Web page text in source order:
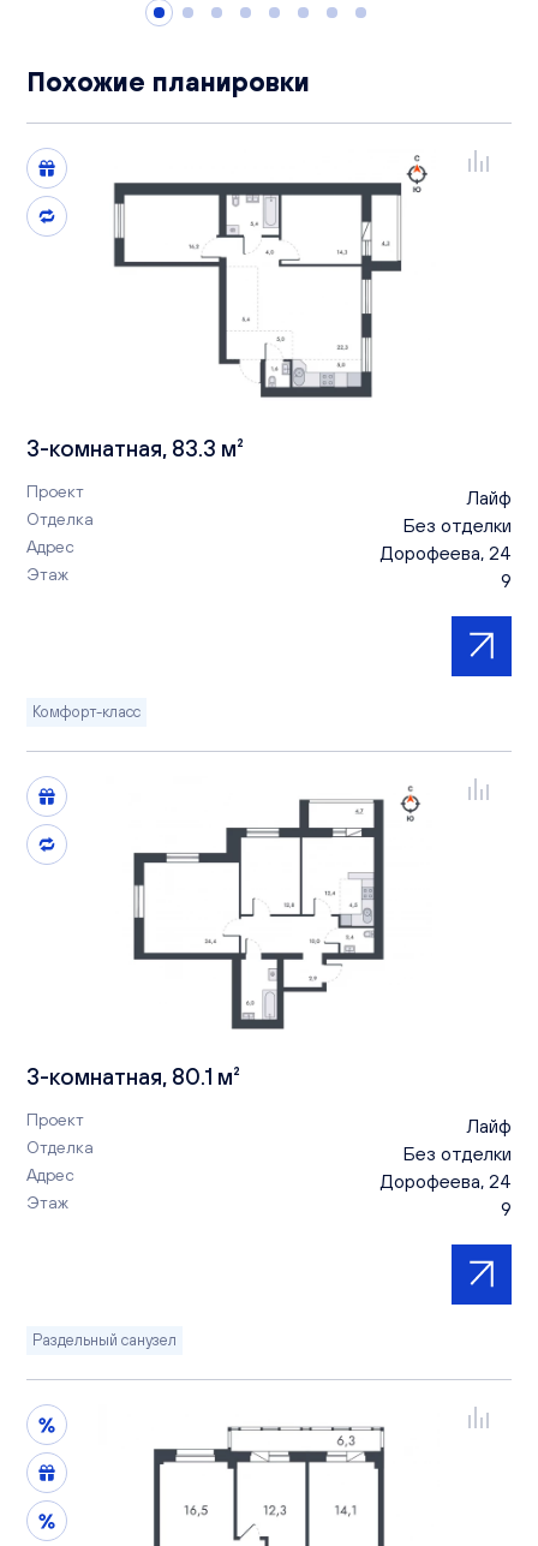
Похожие планировки
3-комнатная, 83.3 м²
Проект Лайф
Отделка Без отделки
Адрес Дорофеева, 24
Этаж 9
Комфорт-класс
3-комнатная, 80.1 м²
Проект Лайф
Отделка Без отделки
Адрес Дорофеева, 24
Этаж 9
Раздельный санузел